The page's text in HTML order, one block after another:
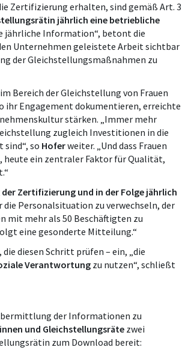
Zertifizierung erhalten, sind gemäß Art. 3
jährlich eine betriebliche
jährliche Information“, betont die
Unternehmen geleistete Arbeit sichtbar
der Gleichstellungsmaßnahmen zu
Bereich der Gleichstellung von Frauen
ihr Engagement dokumentieren, erreichte
stärken. „Immer mehr
zugleich Investitionen in die
so Hoferweiter. „Und dass Frauen
heute ein zentraler Faktor für Qualität,
Zertifizierung und in der Folge jährlich
Personalsituation zu verwechseln, der
mit mehr als 50 Beschäftigten zu
eine gesonderte Mitteilung.“
diesen Schritt prüfen – ein, „die
Verantwortungzu nutzen“, schließt
der Informationen zu
und Gleichstellungsräte zwei
zum Download bereit: